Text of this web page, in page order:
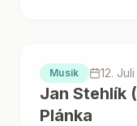
Musik 12.
Jan Stehlík
Plánka